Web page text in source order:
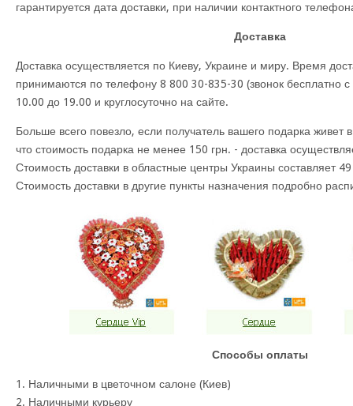
гарантируется дата доставки, при наличии контактного
Доставка
Доставка осуществляется по Киеву, Украине и миру. Время
принимаются по телефону 8 800 30-835-30 (звонок бесплатно
10.00 до 19.00 и круглосуточно на сайте.
Больше всего повезло, если получатель вашего подарка живет
что стоимость подарка не менее 150 грн. - доставка
Стоимость доставки в областные центры Украины составляет 49
Стоимость доставки в другие пункты назначения подробно
Способы оплаты
1. Наличными в цветочном салоне (Киев)
2. Наличными курьеру